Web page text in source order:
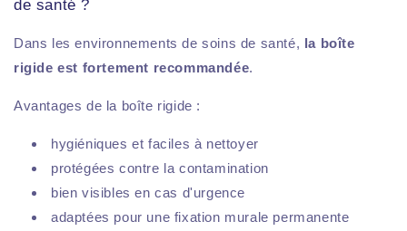
de santé ?
Dans les environnements de soins de santé, la boîte
rigide est fortement recommandée.
Avantages de la boîte rigide :
hygiéniques et faciles à nettoyer
protégées contre la contamination
bien visibles en cas d'urgence
adaptées pour une fixation murale permanente